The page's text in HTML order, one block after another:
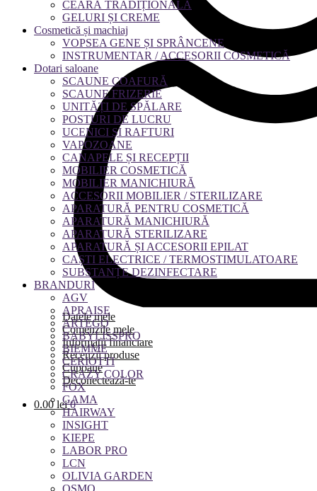
Datele mele
Comenzile mele
Informații financiare
Recenzii produse
Cupoane
Deconectează-te
0.00lei 0
CEARĂ TRADIȚIONALĂ
GELURI ȘI CREME
Cosmetică și machiaj
VOPSEA GENE ȘI SPRÂNCENE
INSTRUMENTAR / ACCESORII COSMETICĂ
Dotari saloane
SCAUNE COAFURĂ
SCAUNE FRIZERIE
UNITĂȚI DE SPĂLARE
POSTURI DE LUCRU
UCENICI ȘI RAFTURI
VAPOZOANE
CANAPELE ȘI RECEPȚII
MOBILIER COSMETICĂ
MOBILIER MANICHIURĂ
ACCESORII MOBILIER / STERILIZARE
APARATURĂ PENTRU COSMETICĂ
APARATURĂ MANICHIURĂ
APARATURĂ STERILIZARE
APARATURĂ ȘI ACCESORII EPILAT
CAȘTI ELECTRICE / TERMOSTIMULATOARE
SUBSTANȚE DEZINFECTARE
BRANDURI
AGV
APRAISE
ARTEGO
BABYLISSPRO
BIEMME
CERIOTTI
CRAZY COLOR
FOX
GAMA
HAIRWAY
INSIGHT
KIEPE
LABOR PRO
LCN
OLIVIA GARDEN
OSMO